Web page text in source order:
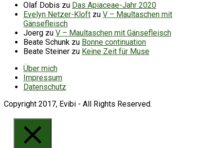
Olaf Dobis zu Das Apiaceae-Jahr 2020
Evelyn Netzer-Kloft zu V – Maultaschen mit
Gänsefleisch
Joerg zu V – Maultaschen mit Gänsefleisch
Beate Schunk zu Bonne continuation
Beate Steiner zu Keine Zeit für Muse
Über mich
Impressum
Datenschutz
Copyright 2017, Evibi - All Rights Reserved.